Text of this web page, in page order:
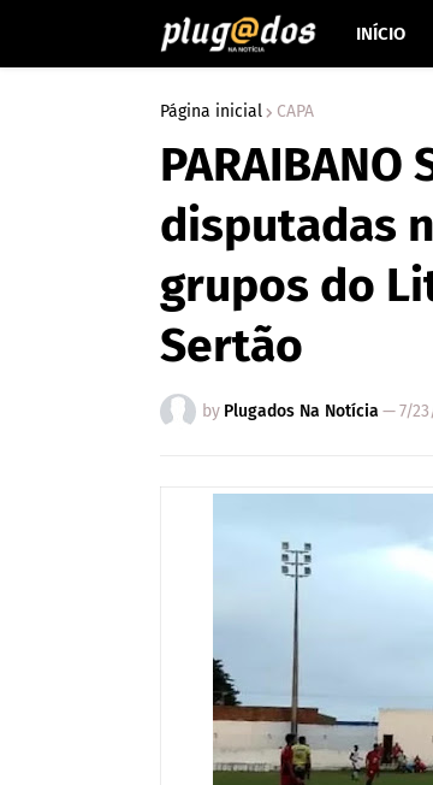
INÍCIO
Página inicial CAPA
disputadas
grupos do
Sertão
by Plugados Na Notícia —7/